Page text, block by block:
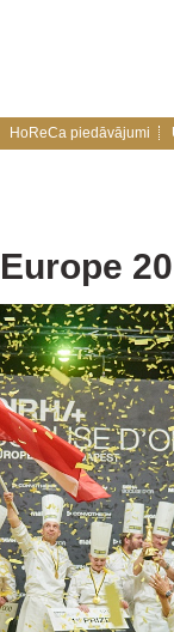
HoReCa piedāvājumi